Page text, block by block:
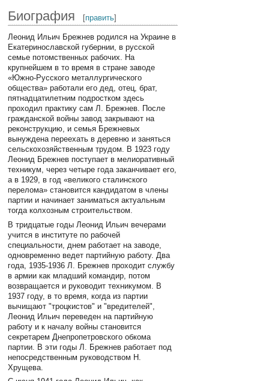
Биография [править]
Леонид Ильич Брежнев родился на Украине в
Екатеринославской губернии, в русской
семье потомственных рабочих. На
крупнейшем в то время в стране заводе
«Южно-Русского металлургического
общества» работали его дед, отец, брат,
пятнадцатилетним подростком здесь
проходил практику сам Л. Брежнев. После
гражданской войны завод закрывают на
реконструкцию, и семья Брежневых
вынуждена переехать в деревню и заняться
сельскохозяйственным трудом. В 1923 году
Леонид Брежнев поступает в мелиоративный
техникум, через четыре года заканчивает его,
а в 1929, в год «великого сталинского
перелома» становится кандидатом в члены
партии и начинает заниматься актуальным
тогда колхозным строительством.
В тридцатые годы Леонид Ильич вечерами
учится в институте по рабочей
специальности, днем работает на заводе,
одновременно ведет партийную работу. Два
года, 1935-1936 Л. Брежнев проходит службу
в армии как младший командир, потом
возвращается и руководит техникумом. В
1937 году, в то время, когда из партии
вычищают "троцкистов" и "вредителей",
Леонид Ильич переведен на партийную
работу и к началу войны становится
секретарем Днепропетровского обкома
партии. В эти годы Л. Брежнев работает под
непосредственным руководством Н.
Хрущева.